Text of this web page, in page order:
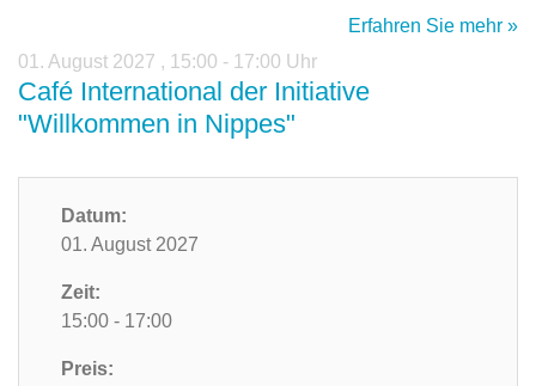
Erfahren Sie mehr »
01. August 2027 , 15:00 - 17:00 Uhr
Café International der Initiative
"Willkommen in Nippes"
Datum:
01. August 2027
Zeit:
15:00 - 17:00
Preis: